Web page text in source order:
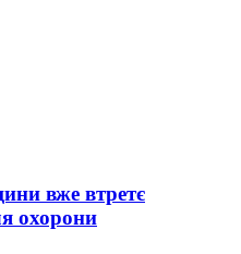
вже втретє
охорони